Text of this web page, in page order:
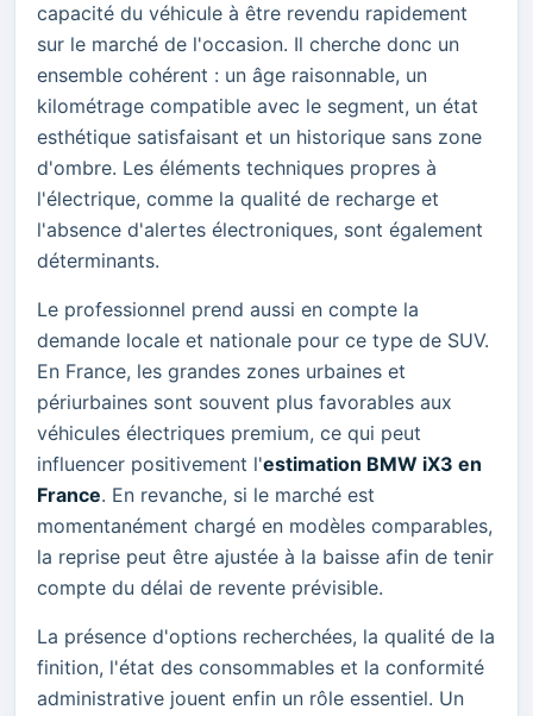
capacité du véhicule à être revendu rapidement
sur le marché de l'occasion. Il cherche donc un
ensemble cohérent : un âge raisonnable, un
kilométrage compatible avec le segment, un état
esthétique satisfaisant et un historique sans zone
d'ombre. Les éléments techniques propres à
l'électrique, comme la qualité de recharge et
l'absence d'alertes électroniques, sont également
déterminants.
Le professionnel prend aussi en compte la
demande locale et nationale pour ce type de SUV.
En France, les grandes zones urbaines et
périurbaines sont souvent plus favorables aux
véhicules électriques premium, ce qui peut
influencer positivement l'estimation BMW iX3 en
France. En revanche, si le marché est
momentanément chargé en modèles comparables,
la reprise peut être ajustée à la baisse afin de tenir
compte du délai de revente prévisible.
La présence d'options recherchées, la qualité de la
finition, l'état des consommables et la conformité
administrative jouent enfin un rôle essentiel. Un